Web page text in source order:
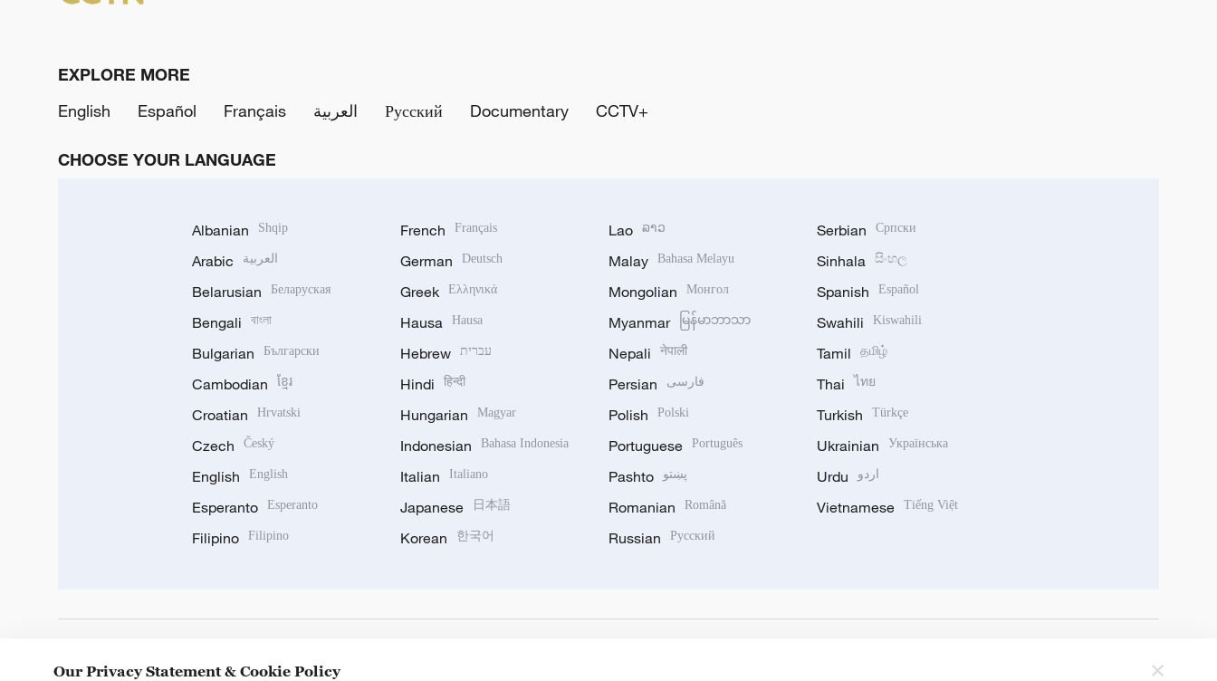
EXPLORE MORE
English
Español Français العربية Русский Documentary CCTV+
CHOOSE YOUR LANGUAGE
Albanian Shqip
Arabic العربية
Belarusian Беларуская
Bengali বাংলা
Bulgarian Български
Cambodian ខ្មែរ
Croatian Hrvatski
Czech Český
English English
Esperanto Esperanto
Filipino Filipino
French Français
German Deutsch
Greek Ελληνικά
Hausa Hausa
Hebrew עברית
Hindi हिन्दी
Hungarian Magyar
Indonesian Bahasa Indonesia
Italian Italiano
Japanese 日本語
Korean 한국어
Lao ລາວ
Malay Bahasa Melayu
Mongolian Монгол
Myanmar မြန်မာဘာသာ
Nepali नेपाली
Persian فارسی
Polish Polski
Portuguese Português
Pashto پښتو
Romanian Română
Russian Русский
Serbian Српски
Sinhala සිංහල
Spanish Español
Swahili Kiswahili
Tamil தமிழ்
Thai ไทย
Turkish Türkçe
Ukrainian Українська
Urdu اردو
Vietnamese Tiếng Việt
Our Privacy Statement & Cookie Policy